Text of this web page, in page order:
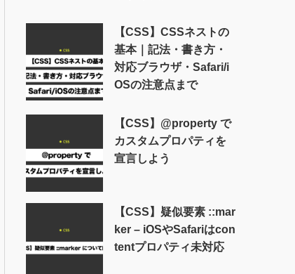
【CSS】CSSネストの
基本｜記法・書き方・
対応ブラウザ・Safari/i
OSの注意点まで
【CSS】@property で
カスタムプロパティを
宣言しよう
【CSS】疑似要素 ::mar
ker – iOSやSafariはcon
tentプロパティ未対応